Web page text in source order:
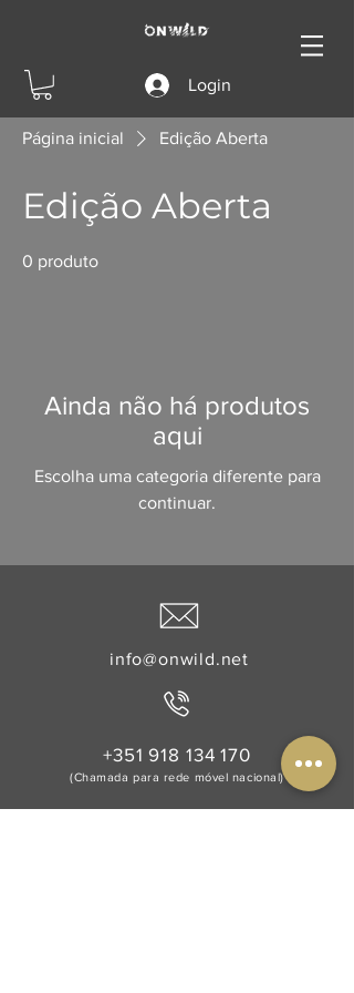
Login
Página inicial Edição Aberta
Edição Aberta
0 produto
Ainda não há produtos
aqui
Escolha uma categoria diferente para
continuar.
info@onwild.net
+351 918 134 170
(Chamada para rede móvel nacional)